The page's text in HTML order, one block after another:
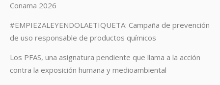
Conama 2026
#EMPIEZALEYENDOLAETIQUETA: Campaña de prevención
de uso responsable de productos químicos
Los PFAS, una asignatura pendiente que llama a la acción
contra la exposición humana y medioambiental